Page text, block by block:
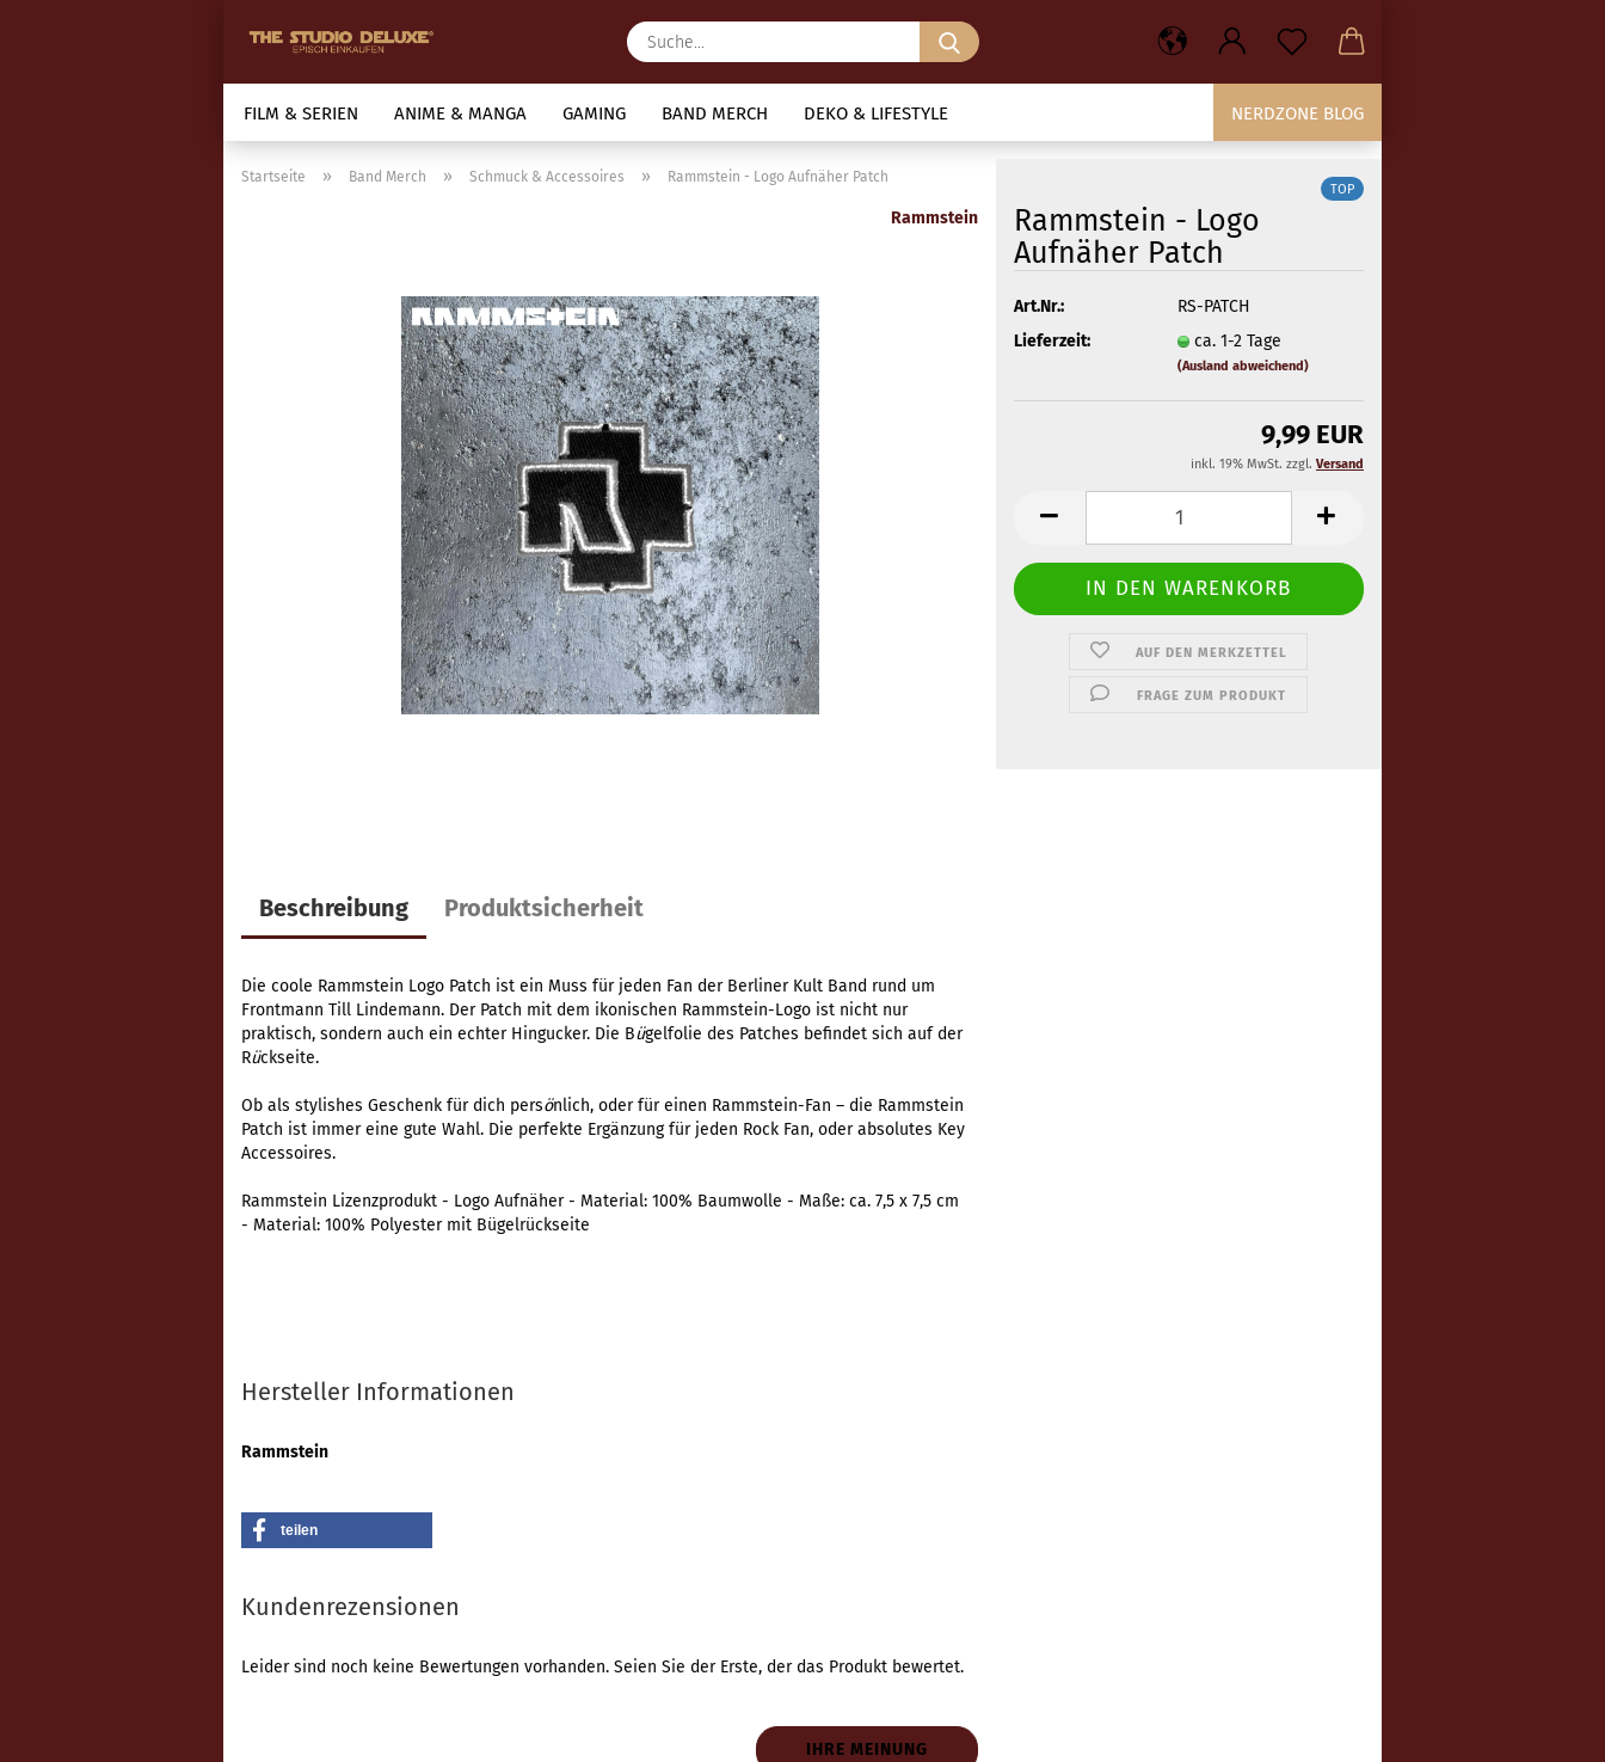
Suche...
FILM & SERIEN ANIME & MANGA GAMING BAND MERCH DEKO & LIFESTYLE NERDZONE BLOG
Startseite » Band Merch » Schmuck & Accessoires » Rammstein - Logo Aufnäher Patch
Rammstein
TOP
Rammstein - Logo
Aufnäher Patch
Art.Nr.:
RS-PATCH
Lieferzeit:
ca. 1-2 Tage
(Ausland abweichend)
9,99 EUR
inkl. 19% MwSt. zzgl. Versand
AUF DEN MERKZETTEL
FRAGE ZUM PRODUKT
Beschreibung Produktsicherheit
Die coole Rammstein Logo Patch ist ein Muss für jeden Fan der Berliner Kult Band rund um
Frontmann Till Lindemann. Der Patch mit dem ikonischen Rammstein-Logo ist nicht nur
praktisch, sondern auch ein echter Hingucker. Die Bügelfolie des Patches befindet sich auf der
Rückseite.
Ob als stylishes Geschenk für dich persönlich, oder für einen Rammstein-Fan – die Rammstein
Patch ist immer eine gute Wahl. Die perfekte Ergänzung für jeden Rock Fan, oder absolutes Key
Accessoires.
Rammstein Lizenzprodukt - Logo Aufnäher - Material: 100% Baumwolle - Maße: ca. 7,5 x 7,5 cm
- Material: 100% Polyester mit Bügelrückseite
Hersteller Informationen
Rammstein
teilen
Kundenrezensionen
Leider sind noch keine Bewertungen vorhanden. Seien Sie der Erste, der das Produkt bewertet.
IHRE MEINUNG